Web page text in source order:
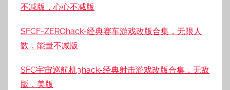
不减版，心心不减版
SFCF-ZEROhack-经典赛车游戏改版合集，无限人
数，能量不减版
SFC宇宙巡航机3hack-经典射击游戏改版合集，无敌
版，美版